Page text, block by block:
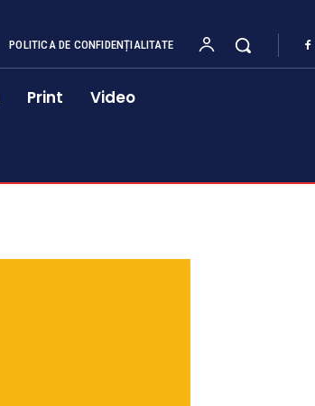
POLITICA DE CONFIDENȚIALITATE
Print Video